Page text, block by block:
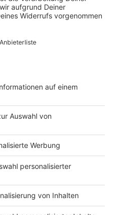
mit den Gewürzen im
In der Butter
und Pfeffer würzen
ablöschen
Nelson Müller: